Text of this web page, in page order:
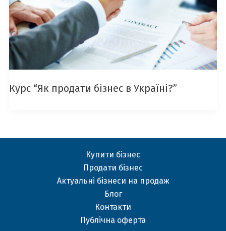
Курс “Як продати бізнес в Україні?”
Купити бізнес
Продати бізнес
Актуальні бізнеси на продаж
Блог
Контакти
Публічна оферта